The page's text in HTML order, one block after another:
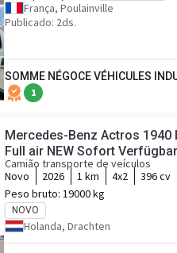
França, Poulainville
Publicado: 2ds.
SOMME NÉGOCE VÉHICULES
1
Mercedes-Benz Actros 1940
Full air NEW Sofort
Camião transporte de veículos
Novo
2026 1 km 4x2 396 cv
Peso bruto: 19000 kg
NOVO
Holanda, Drachten